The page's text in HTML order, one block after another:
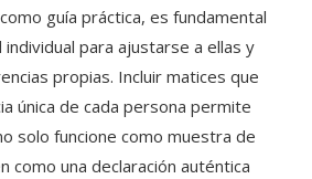
guía práctica, es fundamental
individual para ajustarse a ellas y
propias. Incluir matices que
única de cada persona permite
solo funcione como muestra de
como una declaración auténtica